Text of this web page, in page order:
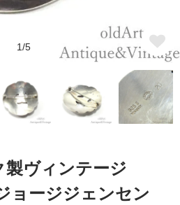
1/5
ヴィンテージ
ョージジェンセン